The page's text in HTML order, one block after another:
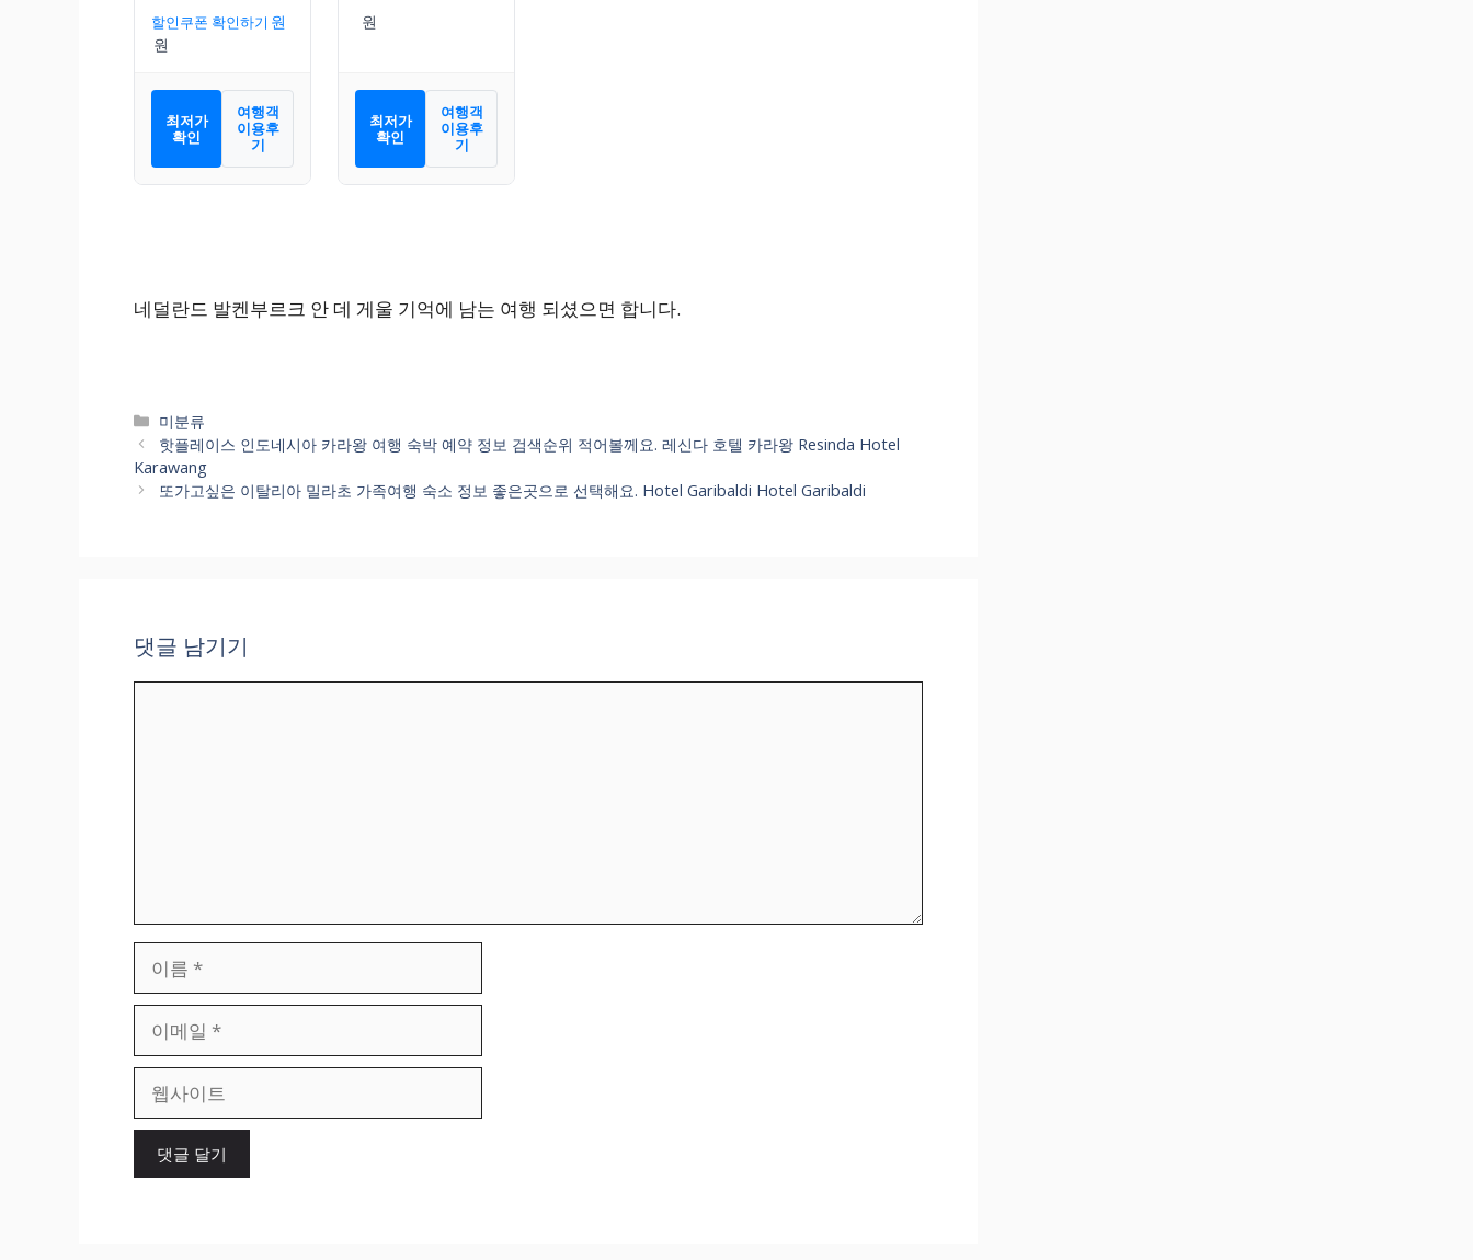
할인쿠폰 확인하기
최저가
확인
여행객
이용후
기
최저가
확인
여행객
이용후
기
네덜란드 발켄부르크 안 데 게울 기억에 남는 여행 되셨으면 합니다.
카
테
고
리
미분류
핫플레이스 인도네시아 카라왕 여행 숙박 예약 정보 검색순위 적어볼께요. 레신다 호텔 카라왕 Resinda Hotel
Karawang
또가고싶은 이탈리아 밀라초 가족여행 숙소 정보 좋은곳으로 선택해요. Hotel Garibaldi Hotel Garibaldi
댓글 남기기
일
이